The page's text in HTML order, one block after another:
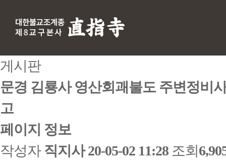
게시판
문경 김룡사 영산회괘불도 주변정비
고
페이지 정보
작성자 직지사 20-05-02 11:28 조회